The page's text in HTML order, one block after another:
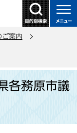
ご案内
各務原市議